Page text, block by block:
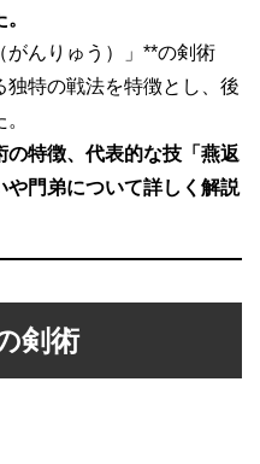
がんりゅう）」**の剣術
特の戦法を特徴とし、後
の特徴、代表的な技「燕返
や門弟について詳しく解説
剣術